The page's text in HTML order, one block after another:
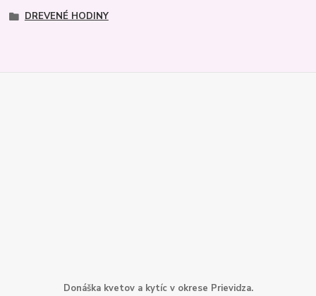
DREVENÉ HODINY
Donáška kvetov a kytíc v okrese Prievidza.